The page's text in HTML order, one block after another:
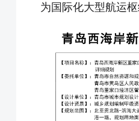
为国际化大型航运